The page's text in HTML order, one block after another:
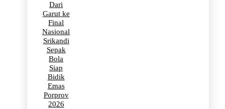
Dari
Garut ke
Final
Nasional
Srikandi
Sepak
Bola
Siap
Bidik
Emas
Porprov
2026